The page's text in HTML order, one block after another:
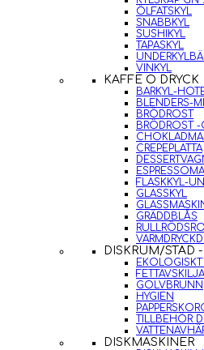
ÖLFATSKYL
SNABBKYL
SUSHIKYL
TAPASKYL
VINKYL
KAFFE O DRYCK
BARKYL-
BLENDERS-
BRÖDROST
BRÖDROST -
CREPEPLATTA
FLASKKYL-
GLASSKYL
GRÄDDBLÅS
DISKRUM/STÄD
GOLVBRUNN
HYGIEN
TILLBEHÖR
DISKMASKINER